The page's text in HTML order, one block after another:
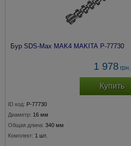
Бур SDS-Max MAK4 MAKITA P-77730
1 978 грн.
Купить
ID код: P-77730
Диаметр: 16 мм
Общая длина: 340 мм
Комплект: 1 шт.